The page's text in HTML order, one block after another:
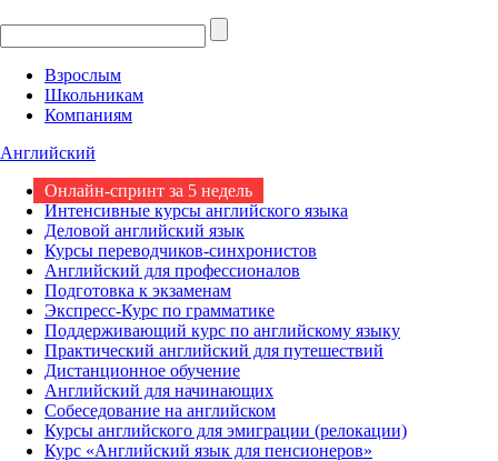
Взрослым
Школьникам
Компаниям
Английский
Онлайн-спринт за 5 недель
Интенсивные курсы английского языка
Деловой английский язык
Курсы переводчиков-синхронистов
Английский для профессионалов
Подготовка к экзаменам
Экспресс-Курс по грамматике
Поддерживающий курс по английскому языку
Практический английский для путешествий
Дистанционное обучение
Английский для начинающих
Собеседование на английском
Курсы английского для эмиграции (релокации)
Курс «Английский язык для пенсионеров»